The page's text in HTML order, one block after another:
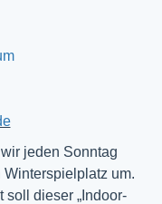
jeden Sonntag
um.
soll dieser „Indoor-